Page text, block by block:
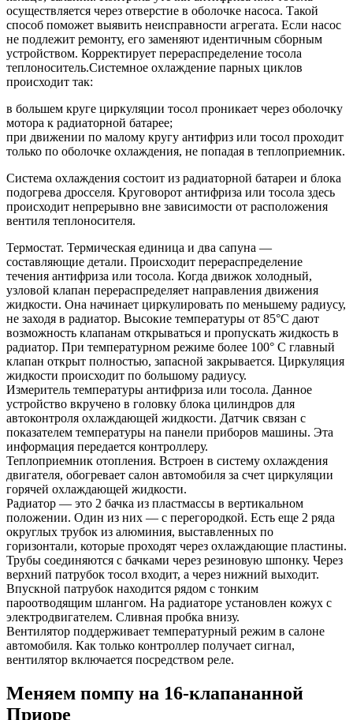
осуществляется через отверстие в оболочке насоса. Такой
способ поможет выявить неисправности агрегата. Если насос
не подлежит ремонту, его заменяют идентичным сборным
устройством. Корректирует перераспределение тосола
теплоноситель.Системное охлаждение парных циклов
происходит так:
в большем круге циркуляции тосол проникает через оболочку
мотора к радиаторной батарее;
при движении по малому кругу антифриз или тосол проходит
только по оболочке охлаждения, не попадая в теплоприемник.
Система охлаждения состоит из радиаторной батареи и блока
подогрева дросселя. Круговорот антифриза или тосола здесь
происходит непрерывно вне зависимости от расположения
вентиля теплоносителя.
Термостат. Термическая единица и два сапуна —
составляющие детали. Происходит перераспределение
течения антифриза или тосола. Когда движок холодный,
узловой клапан перераспределяет направления движения
жидкости. Она начинает циркулировать по меньшему радиусу,
не заходя в радиатор. Высокие температуры от 85°С дают
возможность клапанам открываться и пропускать жидкость в
радиатор. При температурном режиме более 100° С главный
клапан открыт полностью, запасной закрывается. Циркуляция
жидкости происходит по большому радиусу.
Измеритель температуры антифриза или тосола. Данное
устройство вкручено в головку блока цилиндров для
автоконтроля охлаждающей жидкости. Датчик связан с
показателем температуры на панели приборов машины. Эта
информация передается контроллеру.
Теплоприемник отопления. Встроен в систему охлаждения
двигателя, обогревает салон автомобиля за счет циркуляции
горячей охлаждающей жидкости.
Радиатор — это 2 бачка из пластмассы в вертикальном
положении. Один из них — с перегородкой. Есть еще 2 ряда
округлых трубок из алюминия, выставленных по
горизонтали, которые проходят через охлаждающие пластины.
Трубы соединяются с бачками через резиновую шпонку. Через
верхний патрубок тосол входит, а через нижний выходит.
Впускной патрубок находится рядом с тонким
пароотводящим шлангом. На радиаторе установлен кожух с
электродвигателем. Сливная пробка внизу.
Вентилятор поддерживает температурный режим в салоне
автомобиля. Как только контроллер получает сигнал,
вентилятор включается посредством реле.
Меняем помпу на 16-клапананной
Приоре